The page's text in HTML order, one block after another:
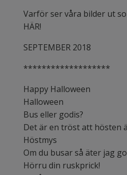
Varför ser våra bilder ut
HÄR!
SEPTEMBER 2018
*******************
Happy Halloween
Halloween
Bus eller godis?
Det är en tröst att hösten
Höstmys
Om du busar så äter jag
Hörru din ruskprick!